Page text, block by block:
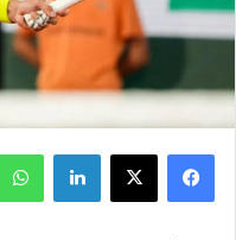
فيسبوك ‫X لينكدإن